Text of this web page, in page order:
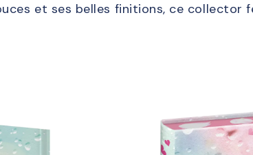
et ses belles finitions, ce